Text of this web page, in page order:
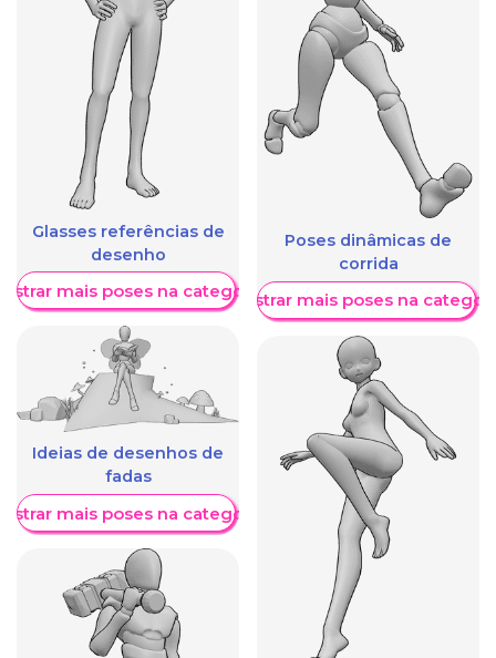
Glasses referências de
desenho
mais poses na categoria
Ideias de desenhos de
fadas
mais poses na categoria
Poses dinâmicas de
corrida
Mostrar mais poses na